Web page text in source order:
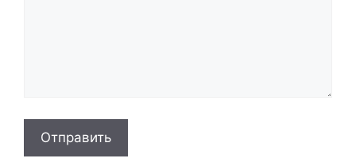
Отправить